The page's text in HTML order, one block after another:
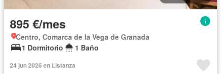
895 €/mes
Centro, Comarca de la Vega de Granada
1 Dormitorio
1 Baño
24 jun 2026 en Listanza